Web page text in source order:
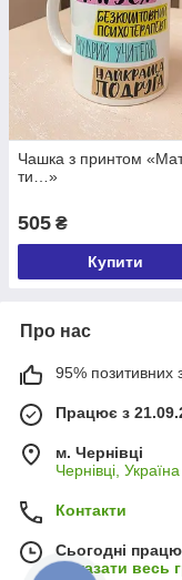
Чашка з принтом
ти…»
505 ₴
Купити
Про нас
95% позитивних з
Працює з
м. Чернівці
Чернівці, Україна
Контакти
Сьогодні
Показати весь